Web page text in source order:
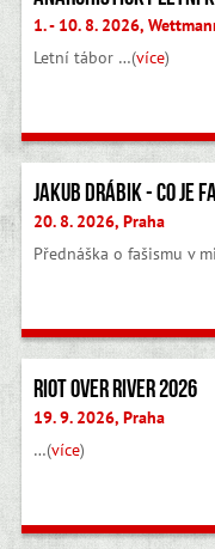
1. - 10. 8. 2026,
Letní tábor …(více)
Jakub Drábik - Co je
20. 8. 2026, Praha
Přednáška o fašismu v
Riot Over River 2026
19. 9. 2026, Praha
…(více)